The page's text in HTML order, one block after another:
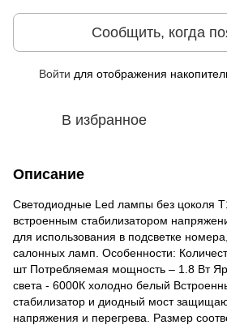
Сообщить, когда
Войти для отображения
В избранное
Описание
Светодиодные Led лампы без цоколя
встроенным стабилизатором
для использования в подсветке
салонных ламп. Особенности:
шт Потребляемая мощность – 1.8 Вт
света - 6000К холодно белый
стабилизатор и диодный мост
напряжения и перегрева. Размер